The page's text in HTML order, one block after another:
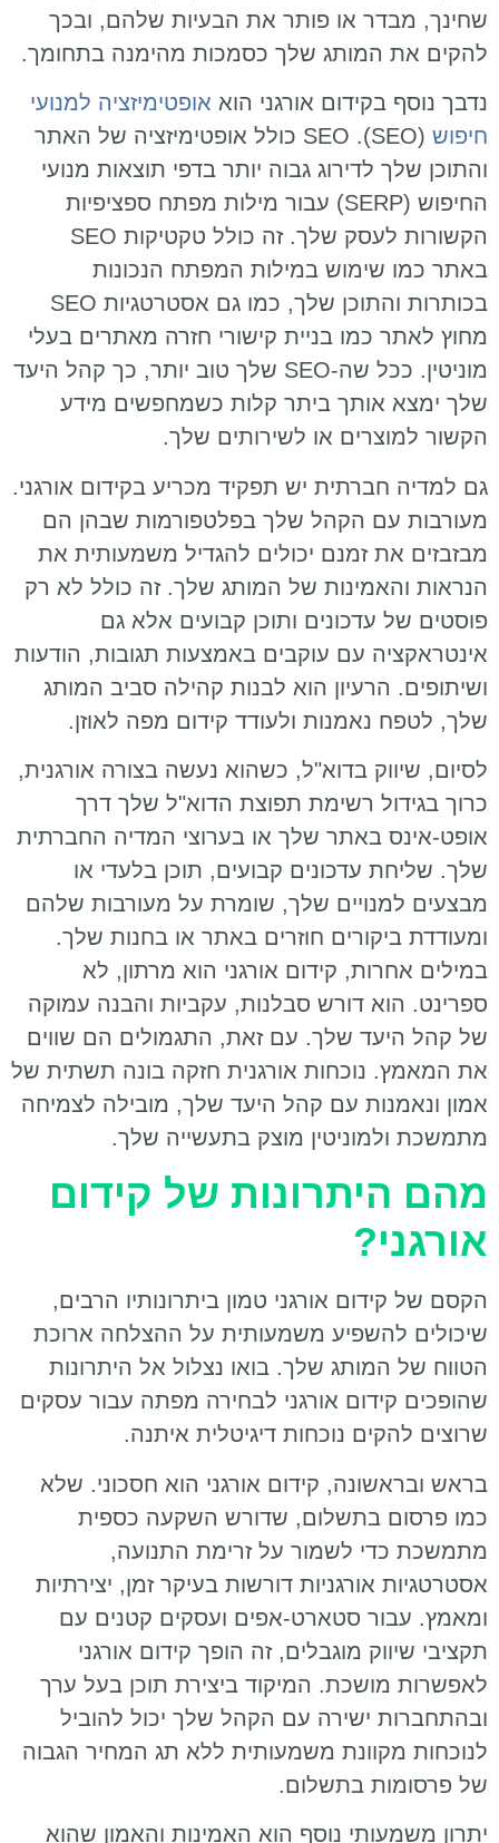
שחינך, מבדר או פותר את הבעיות שלהם, ובכך
להקים את המותג שלך כסמכות מהימנה בתחומך.
נדבך נוסף בקידום אורגני הוא אופטימיזציה למנועי
חיפוש
(SEO). SEO כולל אופטימיזציה של האתר
והתוכן שלך לדירוג גבוה יותר בדפי תוצאות מנועי
החיפוש (SERP) עבור מילות מפתח ספציפיות
הקשורות לעסק שלך. זה כולל טקטיקות SEO
באתר כמו שימוש במילות המפתח הנכונות
בכותרות והתוכן שלך, כמו גם אסטרטגיות SEO
מחוץ לאתר כמו בניית קישורי חזרה מאתרים בעלי
מוניטין. ככל שה-SEO שלך טוב יותר, כך קהל היעד
שלך ימצא אותך ביתר קלות כשמחפשים מידע
הקשור למוצרים או לשירותים שלך.
גם למדיה חברתית יש תפקיד מכריע בקידום אורגני.
מעורבות עם הקהל שלך בפלטפורמות שבהן הם
מבזבזים את זמנם יכולים להגדיל משמעותית את
הנראות והאמינות של המותג שלך. זה כולל לא רק
פוסטים של עדכונים ותוכן קבועים אלא גם
אינטראקציה עם עוקבים באמצעות תגובות, הודעות
ושיתופים. הרעיון הוא לבנות קהילה סביב המותג
שלך, לטפח נאמנות ולעודד קידום מפה לאוזן.
לסיום, שיווק בדוא"ל, כשהוא נעשה בצורה אורגנית,
כרוך בגידול רשימת תפוצת הדוא"ל שלך דרך
אופט-אינס באתר שלך או בערוצי המדיה החברתית
שלך. שליחת עדכונים קבועים, תוכן בלעדי או
מבצעים למנויים שלך, שומרת על מעורבות שלהם
ומעודדת ביקורים חוזרים באתר או בחנות שלך.
במילים אחרות, קידום אורגני הוא מרתון, לא
ספרינט. הוא דורש סבלנות, עקביות והבנה עמוקה
של קהל היעד שלך. עם זאת, התגמולים הם שווים
את המאמץ. נוכחות אורגנית חזקה בונה תשתית של
אמון ונאמנות עם קהל היעד שלך, מובילה לצמיחה
מתמשכת ולמוניטין מוצק בתעשייה שלך.
מהם היתרונות של קידום
אורגני?
הקסם של קידום אורגני טמון ביתרונותיו הרבים,
שיכולים להשפיע משמעותית על ההצלחה ארוכת
הטווח של המותג שלך. בואו נצלול אל היתרונות
שהופכים קידום אורגני לבחירה מפתה עבור עסקים
שרוצים להקים נוכחות דיגיטלית איתנה.
בראש ובראשונה, קידום אורגני הוא חסכוני. שלא
כמו פרסום בתשלום, שדורש השקעה כספית
מתמשכת כדי לשמור על זרימת התנועה,
אסטרטגיות אורגניות דורשות בעיקר זמן, יצירתיות
ומאמץ. עבור סטארט-אפים ועסקים קטנים עם
תקציבי שיווק מוגבלים, זה הופך קידום אורגני
לאפשרות מושכת. המיקוד ביצירת תוכן בעל ערך
ובהתחברות ישירה עם הקהל שלך יכול להוביל
לנוכחות מקוונת משמעותית ללא תג המחיר הגבוה
של פרסומות בתשלום.
יתרון משמעותי נוסף הוא האמינות והאמון שהוא